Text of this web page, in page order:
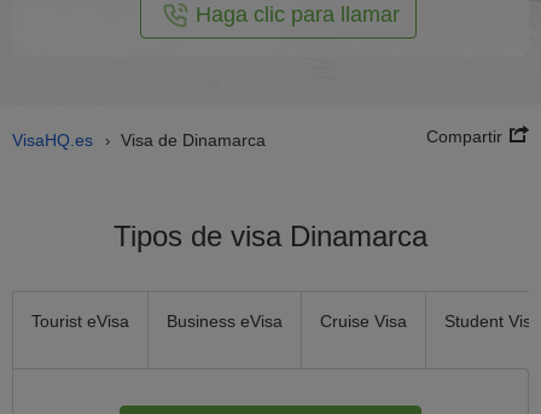
Haga clic para llamar
VisaHQ.es › Visa de Dinamarca Compartir
Tipos de visa Dinamarca
Tourist eVisa Business eVisa Cruise Visa Student Visa